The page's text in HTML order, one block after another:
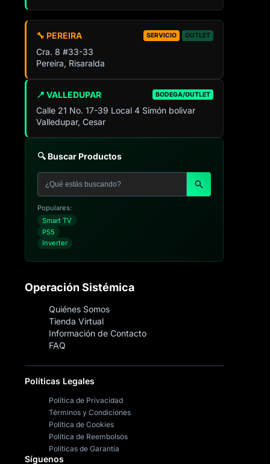
📍 VALLEDUPAR BODEGA/OUTLET
Calle 21 No. 17-39 Local 4 Simón bolivar
Valledupar, Cesar
🔧 PEREIRA SERVICIO OUTLET
Cra. 8 #33-33
Pereira, Risaralda
🔍 Buscar Productos
Populares:
Smart TV
PS5
Inverter
Operación Sistémica
Quiénes Somos
Tienda Virtual
Información de Contacto
FAQ
Políticas Legales
Política de Privacidad
Términos y Condiciones
Política de Cookies
Política de Reembolsos
Políticas de Garantía
Síguenos